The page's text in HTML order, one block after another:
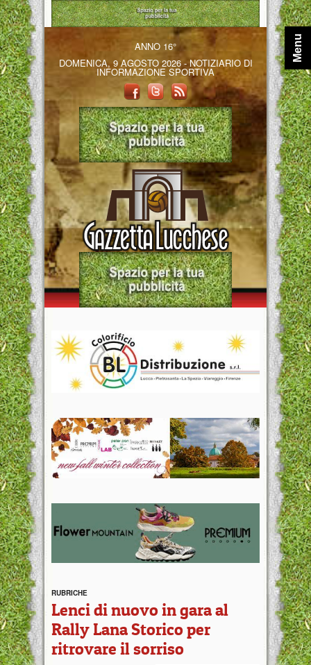
ANNO 16°
DOMENICA, 9 AGOSTO 2026 - NOTIZIARIO DI
INFORMAZIONE SPORTIVA
RUBRICHE
Lenci di nuovo in gara al
Rally Lana Storico per
ritrovare il sorriso
Menu